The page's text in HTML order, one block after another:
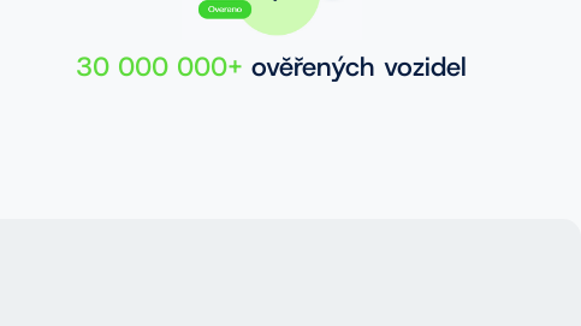
30 000 000+ ověřených vozidel